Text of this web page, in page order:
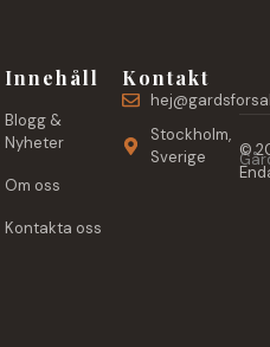
Innehåll
Blogg &
Nyheter
Om oss
Kontakta oss
Kontakt
Stockholm,
Sverige
©